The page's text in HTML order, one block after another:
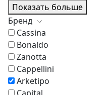
Показать больше
Бренд
Cassina
Bonaldo
Zanotta
Cappellini
Arketipo